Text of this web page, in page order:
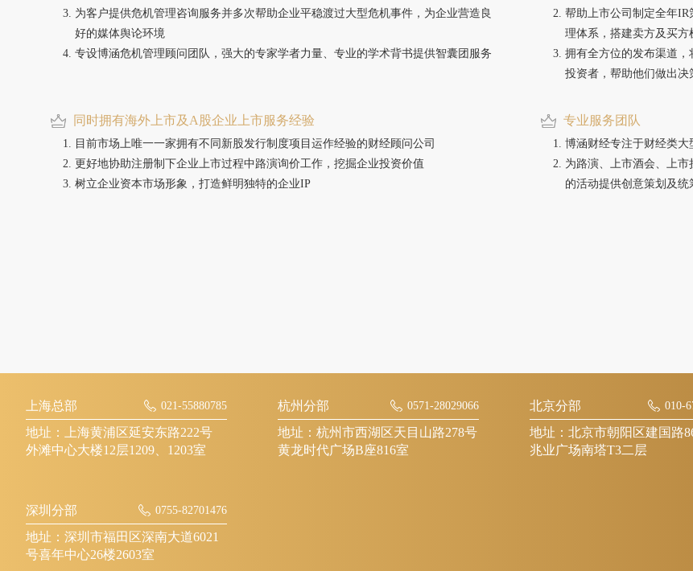
为客户提供危机管理咨询服务并多次帮助企业平稳渡过大型危机事件，为企业营造良
好的媒体舆论环境
专设博涵危机管理顾问团队，强大的专家学者力量、专业的学术背书提供智囊团服务
帮助上市公司制定全年
理体系，搭建卖方及买方
拥有全方位的发布渠道
投资者，帮助他们做出决
同时拥有海外上市及A股企业上市服务经验
目前市场上唯一一家拥有不同新股发行制度项目运作经验的财经顾问公司
更好地协助注册制下企业上市过程中路演询价工作，挖掘企业投资价值
树立企业资本市场形象，打造鲜明独特的企业IP
专业服务团队
博涵财经专注于财经类大
为路演、上市酒会、上
的活动提供创意策划及统
上海总部 021-55880785
地址：上海黄浦区延安东路222号
外滩中心大楼12层1209、1203室
杭州分部 0571-28029066
地址：杭州市西湖区天目山路278号
黄龙时代广场B座816室
北京分部 010-
地址：北京市朝阳区建国路
兆业广场南塔T3二层
深圳分部 0755-82701476
地址：深圳市福田区深南大道6021
号喜年中心26楼2603室